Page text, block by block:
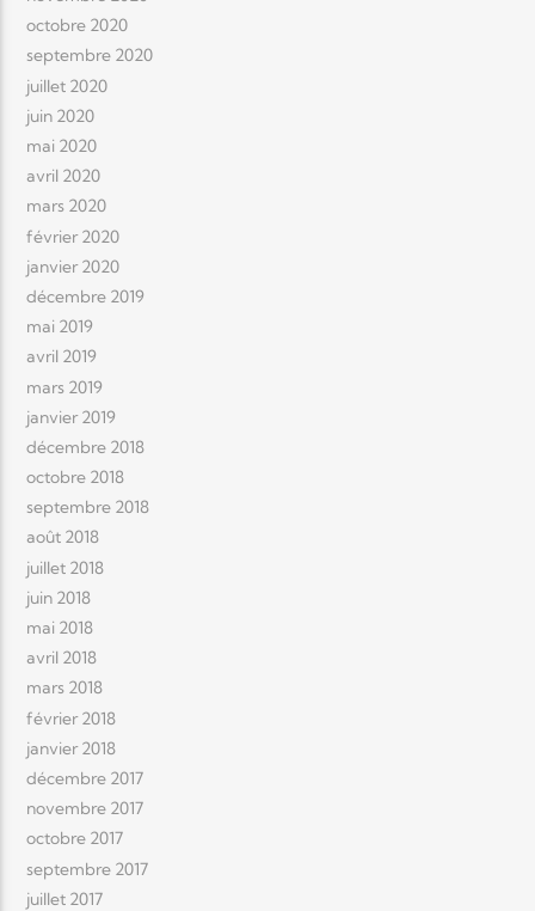
octobre 2020
septembre 2020
juillet 2020
juin 2020
mai 2020
avril 2020
mars 2020
février 2020
janvier 2020
décembre 2019
mai 2019
avril 2019
mars 2019
janvier 2019
décembre 2018
octobre 2018
septembre 2018
août 2018
juillet 2018
juin 2018
mai 2018
avril 2018
mars 2018
février 2018
janvier 2018
décembre 2017
novembre 2017
octobre 2017
septembre 2017
juillet 2017